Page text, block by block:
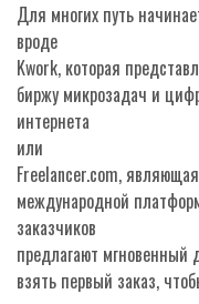
Для многих путь
вроде
Kwork, которая
биржу микрозадач и
интернета
или
Freelancer.com,
международной
заказчиков
предлагают мгновенный
взять первый заказ,